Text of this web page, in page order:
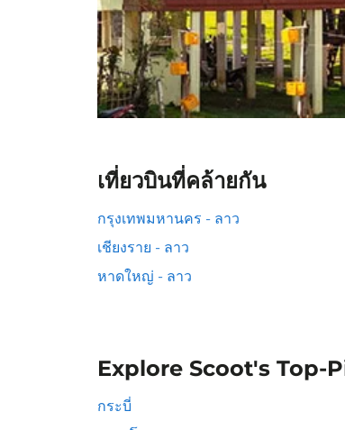
เที่ยวบินที่คล้ายกัน
กรุงเทพมหานคร - ลาว
เชียงราย - ลาว
หาดใหญ่ - ลาว
Explore Scoot's Top-
กระบี่